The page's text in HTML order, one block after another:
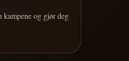
kampene og gjør deg